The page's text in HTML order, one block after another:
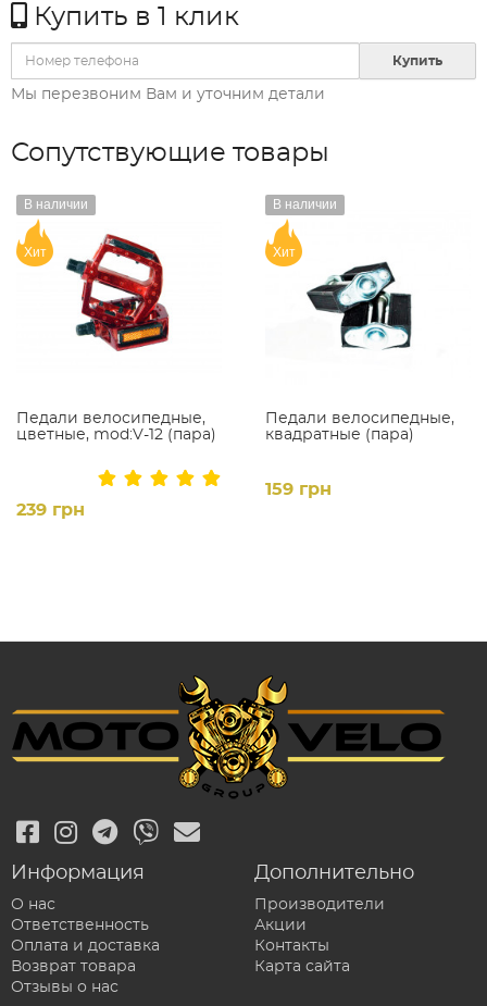
Купить в 1 клик
Купить
Мы перезвоним Вам и уточним детали
Сопутствующие товары
Педали велосипедные,
цветные, mod:V-12 (пара)
В наличии
Хит
239 грн
Педали велосипедные,
квадратные (пара)
В наличии
Хит
159 грн
Информация
О нас
Ответственность
Оплата и доставка
Возврат товара
Отзывы о нас
Дополнительно
Производители
Акции
Контакты
Карта сайта